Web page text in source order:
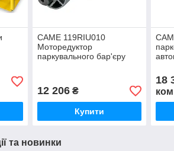
CAME 119RIU010
Моторедуктор
паркувального бар'єру
12 206₴
Купити
18
та новинки